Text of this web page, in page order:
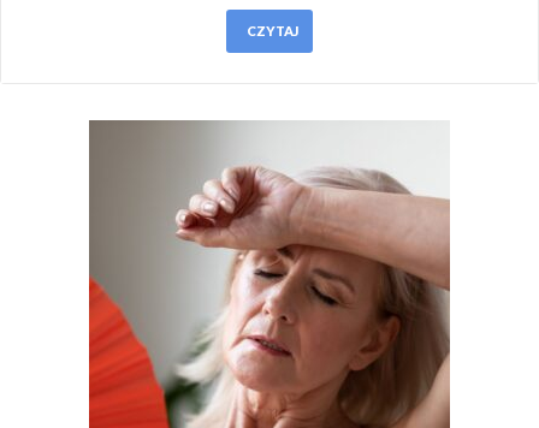
CZYTAJ